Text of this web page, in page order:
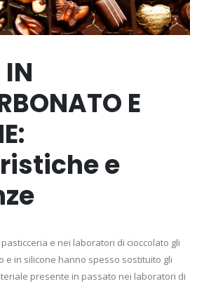
E
e
e nei laboratori di cioccolato gli
e in silicone hanno spesso sostituito gli
presente in passato nei laboratori di